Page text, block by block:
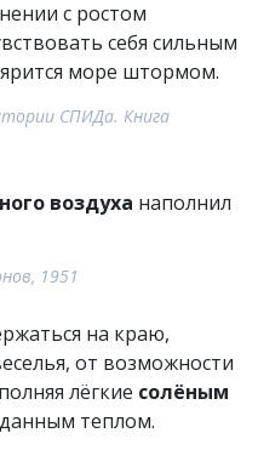
с ростом
себя сильным
море штормом.
СПИДа. Книга
воздуха наполнил
1951
на краю,
от возможности
лёгкие солёным
теплом.